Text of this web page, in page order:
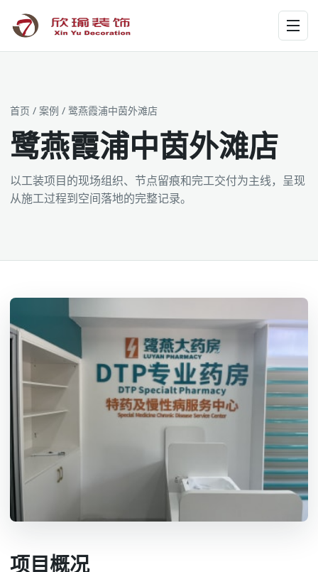
工装为主 · 家装为辅 · 设计施工
首页 / 案例 / 鹭燕霞浦中茵外滩店
鹭燕霞浦中茵外滩店
以工装项目的现场组织、节点留痕和完工交付为主线，呈现
从施工过程到空间落地的完整记录。
项目概况